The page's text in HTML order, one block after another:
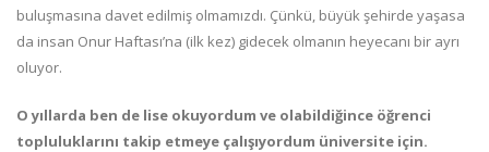
buluşmasına davet edilmiş olmamızdı. Çünkü, büyük şehirde yaşasa
da insan Onur Haftası’na (ilk kez) gidecek olmanın heyecanı bir ayrı
oluyor.
O yıllarda ben de lise okuyordum ve olabildiğince öğrenci
topluluklarını takip etmeye çalışıyordum üniversite için.